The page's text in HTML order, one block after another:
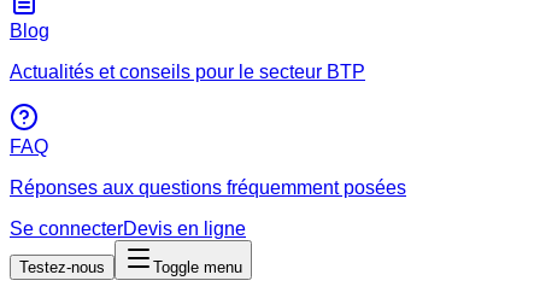
Blog
Actualités et conseils pour le secteur BTP
FAQ
Réponses aux questions fréquemment posées
Se connecterDevis en ligne
Testez-nous Toggle menu